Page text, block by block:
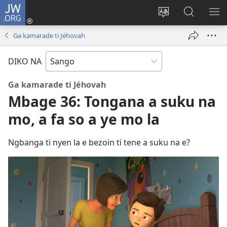
JW.ORG
Changé
ndö
ni
connecté
fini
Gingo
aye
na
FA
Ga kamarade ti Jéhovah
DIKO NA
Ga kamarade ti Jéhovah
Mbage 36: Tongana a suku na
mo, a fa so a ye mo la
Ngbanga ti nyen la e bezoin ti tene a suku na e?